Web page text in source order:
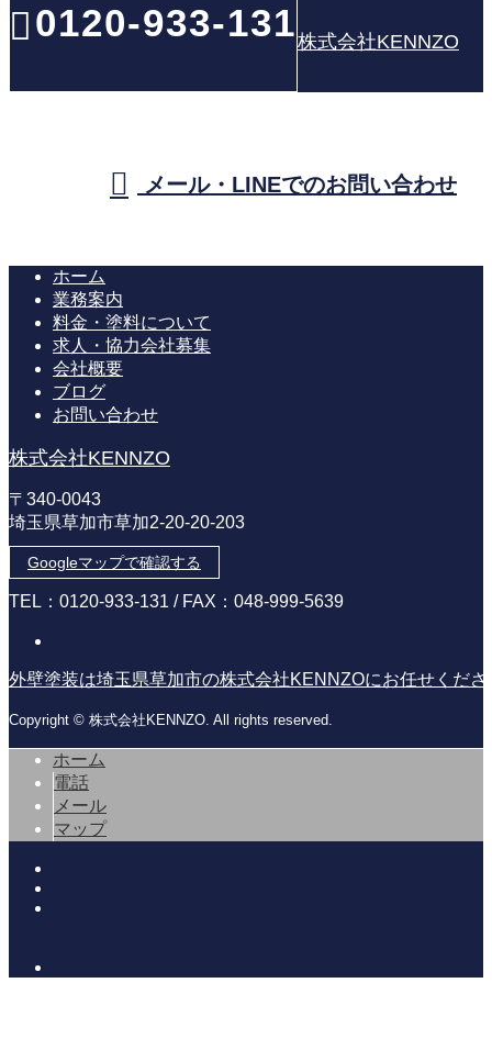
0120-933-131
メール・LINEでのお問い合わせ
株式会社KENNZO
ホーム
業務案内
料金・塗料について
求人・協力会社募集
会社概要
ブログ
お問い合わせ
株式会社KENNZO
〒340-0043
埼玉県草加市草加2-20-20-203
Googleマップで確認する
TEL：0120-933-131 / FAX：048-999-5639
外壁塗装は埼玉県草加市の株式会社KENNZOにお任せくだ
Copyright © 株式会社KENNZO. All rights reserved.
ホーム
電話
メール
マップ